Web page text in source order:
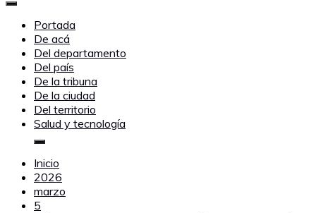
Portada
De acá
Del departamento
Del país
De la tribuna
De la ciudad
Del territorio
Salud y tecnología
Inicio
2026
marzo
5